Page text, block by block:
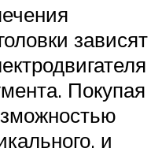
зависят
Покупая
и